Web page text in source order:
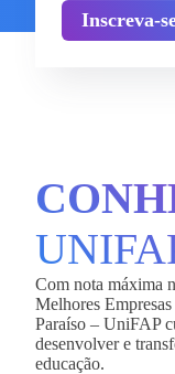
Inscreva-
Com nota máxima
Melhores
Paraíso – UniFAP
desenvolver e
educação.